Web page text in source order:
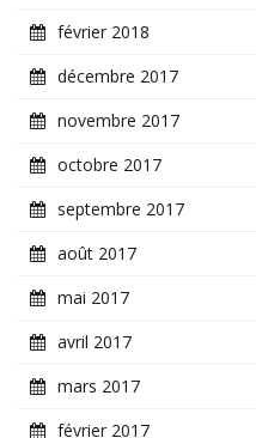
février 2018
décembre 2017
novembre 2017
octobre 2017
septembre 2017
août 2017
mai 2017
avril 2017
mars 2017
février 2017